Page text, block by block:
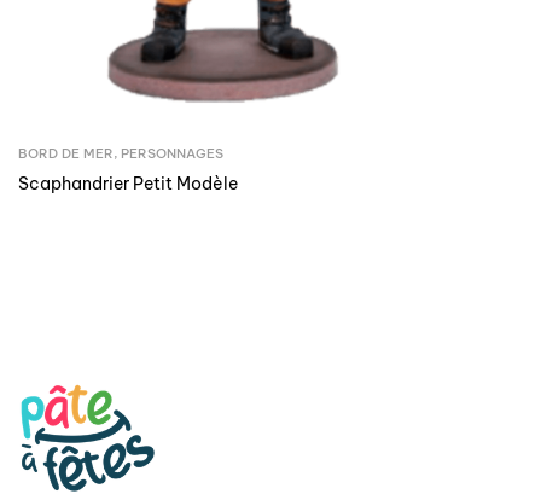
BORD DE MER, PERSONNAGES
Scaphandrier Petit Modèle